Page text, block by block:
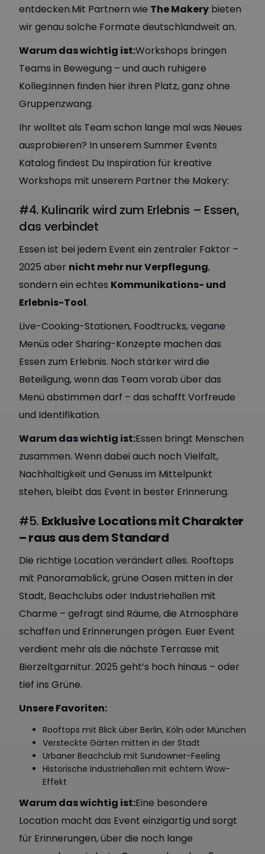
entdecken.Mit Partnern wie The Makery bieten
wir genau solche Formate deutschlandweit an.
Warum das wichtig ist:Workshops bringen
Teams in Bewegung – und auch ruhigere
Kolleg:innen finden hier ihren Platz, ganz ohne
Gruppenzwang.
Ihr wolltet als Team schon lange mal was Neues
ausprobieren? In unserem Summer Events
Katalog findest Du Inspiration für kreative
Workshops mit unserem Partner the Makery:
#4. Kulinarik wird zum Erlebnis – Essen,
das verbindet
Essen ist bei jedem Event ein zentraler Faktor –
2025 aber nicht mehr nur Verpflegung,
sondern ein echtes Kommunikations- und
Erlebnis-Tool.
Live-Cooking-Stationen, Foodtrucks, vegane
Menüs oder Sharing-Konzepte machen das
Essen zum Erlebnis. Noch stärker wird die
Beteiligung, wenn das Team vorab über das
Menü abstimmen darf – das schafft Vorfreude
und Identifikation.
Warum das wichtig ist:Essen bringt Menschen
zusammen. Wenn dabei auch noch Vielfalt,
Nachhaltigkeit und Genuss im Mittelpunkt
stehen, bleibt das Event in bester Erinnerung.
#5. Exklusive Locations mit Charakter
– raus aus dem Standard
Die richtige Location verändert alles. Rooftops
mit Panoramablick, grüne Oasen mitten in der
Stadt, Beachclubs oder Industriehallen mit
Charme – gefragt sind Räume, die Atmosphäre
schaffen und Erinnerungen prägen. Euer Event
verdient mehr als die nächste Terrasse mit
Bierzeltgarnitur. 2025 geht’s hoch hinaus – oder
tief ins Grüne.
Unsere Favoriten:
Rooftops mit Blick über Berlin, Köln oder München
Versteckte Gärten mitten in der Stadt
Urbaner Beachclub mit Sundowner-Feeling
Historische Industriehallen mit echtem Wow-
Effekt
Warum das wichtig ist:Eine besondere
Location macht das Event einzigartig und sorgt
für Erinnerungen, über die noch lange